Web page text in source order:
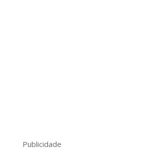
Publicidade